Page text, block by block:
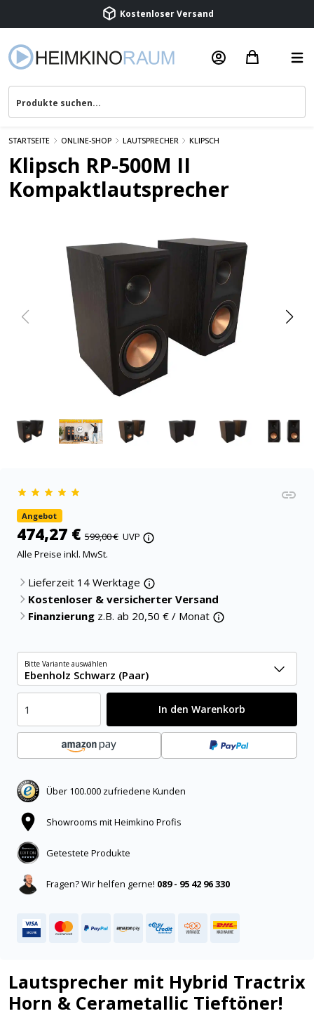
Kostenloser Versand
Beratung & Service
STARTSEITE ONLINE-SHOP LAUTSPRECHER KLIPSCH
Klipsch RP-500M II
Kompaktlautsprecher
Angebot
474,27 € 599,00 € UVP
Alle Preise inkl. MwSt.
Lieferzeit 14 Werktage
Kostenloser & versicherter Versand
Finanzierung z.B. ab 20,50 € / Monat
Bitte Variante auswählen
Ebenholz Schwarz (Paar)
In den Warenkorb
Über 100.000 zufriedene Kunden
Showrooms mit Heimkino Profis
Getestete Produkte
Fragen? Wir helfen gerne! 089 - 95 42 96 330
Lautsprecher mit Hybrid Tractrix
Horn & Cerametallic Tieftöner!